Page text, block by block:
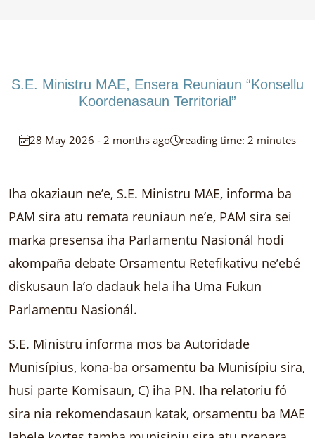
S.E. Ministru MAE, Ensera Reuniaun “Konsellu
Koordenasaun Territorial”
28 May 2026 - 2 months ago reading time: 2 minutes
Iha okaziaun ne’e, S.E. Ministru MAE, informa ba
PAM sira atu remata reuniaun ne’e, PAM sira sei
marka presensa iha Parlamentu Nasionál hodi
akompaña debate Orsamentu Retefikativu ne’ebé
diskusaun la’o dadauk hela iha Uma Fukun
Parlamentu Nasionál.
S.E. Ministru informa mos ba Autoridade
Munisípius, kona-ba orsamentu ba Munisípiu sira,
husi parte Komisaun, C) iha PN. Iha relatoriu fó
sira nia rekomendasaun katak, orsamentu ba MAE